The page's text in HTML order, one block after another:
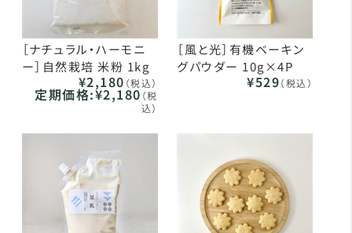
［ナチュラル・ハーモニ
ー］自然栽培 米粉 1kg
¥2,180 （税込）
定期価格:¥2,180 （税
込）
［風と光］有機ベーキン
グパウダー 10g×4P
¥529（税込）